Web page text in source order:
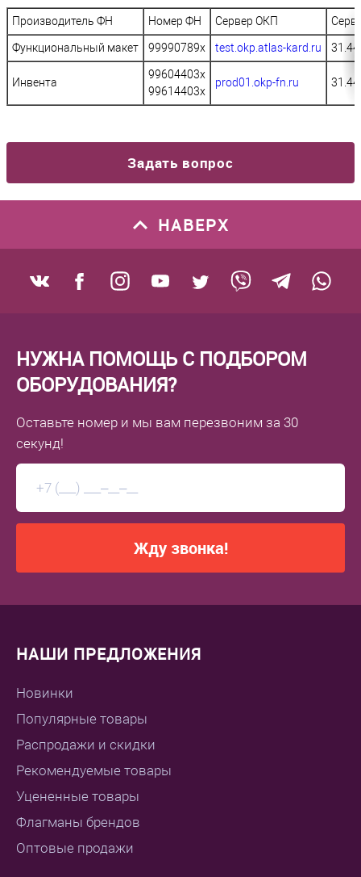
Производитель ФН Номер ФН Сервер ОКП
Функциональный макет 99990789x test.okp.atlas-kard.ru
Инвента
99604403х
99614403х
prod01.okp-fn.ru
Задать вопрос
НАВЕРХ
НУЖНА ПОМОЩЬ С ПОДБОРОМ
ОБОРУДОВАНИЯ?
Оставьте номер и мы вам перезвоним за 30
секунд!
Жду звонка!
НАШИ ПРЕДЛОЖЕНИЯ
Новинки
Популярные товары
Распродажи и скидки
Рекомендуемые товары
Уцененные товары
Флагманы брендов
Оптовые продажи